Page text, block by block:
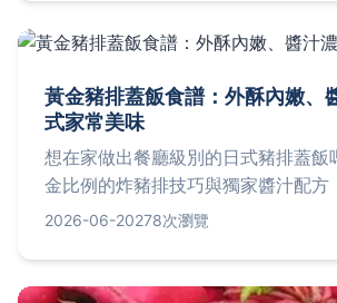
黃金豬排蓋飯食譜：外酥內嫩、
式家常美味
想在家做出餐廳級別的日式豬排蓋飯
金比例的炸豬排技巧與獨家醬汁配方
製、油炸到醬汁熬煮，一步步教你做
2026-06-20278次瀏覽